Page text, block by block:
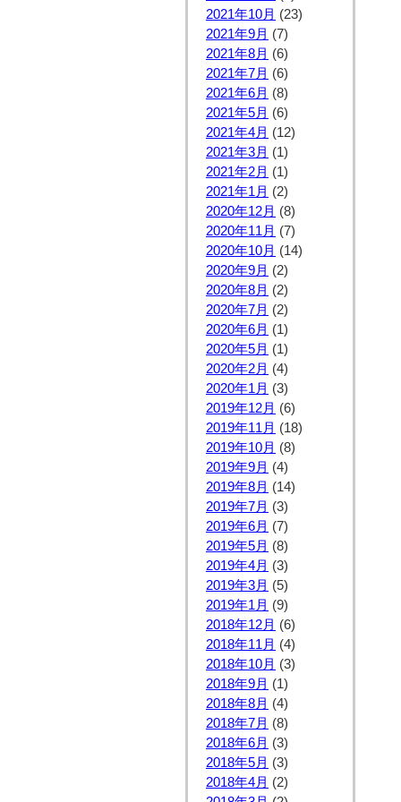
2021年10月 (23)
2021年9月 (7)
2021年8月 (6)
2021年7月 (6)
2021年6月 (8)
2021年5月 (6)
2021年4月 (12)
2021年3月 (1)
2021年2月 (1)
2021年1月 (2)
2020年12月 (8)
2020年11月 (7)
2020年10月 (14)
2020年9月 (2)
2020年8月 (2)
2020年7月 (2)
2020年6月 (1)
2020年5月 (1)
2020年2月 (4)
2020年1月 (3)
2019年12月 (6)
2019年11月 (18)
2019年10月 (8)
2019年9月 (4)
2019年8月 (14)
2019年7月 (3)
2019年6月 (7)
2019年5月 (8)
2019年4月 (3)
2019年3月 (5)
2019年1月 (9)
2018年12月 (6)
2018年11月 (4)
2018年10月 (3)
2018年9月 (1)
2018年8月 (4)
2018年7月 (8)
2018年6月 (3)
2018年5月 (3)
2018年4月 (2)